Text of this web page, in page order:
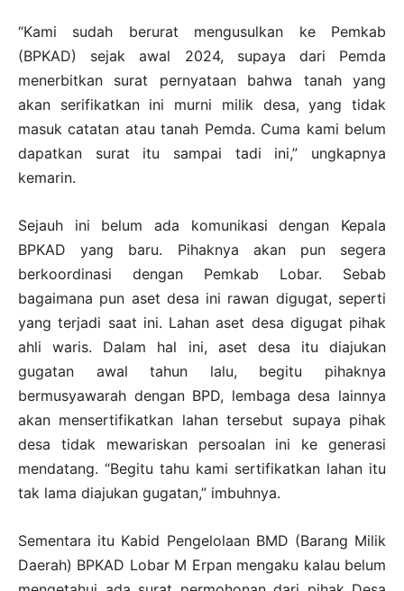
“Kami sudah berurat mengusulkan ke Pemkab
(BPKAD) sejak awal 2024, supaya dari Pemda
menerbitkan surat pernyataan bahwa tanah yang
akan serifikatkan ini murni milik desa, yang tidak
masuk catatan atau tanah Pemda. Cuma kami belum
dapatkan surat itu sampai tadi ini,” ungkapnya
kemarin.
Sejauh ini belum ada komunikasi dengan Kepala
BPKAD yang baru. Pihaknya akan pun segera
berkoordinasi dengan Pemkab Lobar. Sebab
bagaimana pun aset desa ini rawan digugat, seperti
yang terjadi saat ini. Lahan aset desa digugat pihak
ahli waris. Dalam hal ini, aset desa itu diajukan
gugatan awal tahun lalu, begitu pihaknya
bermusyawarah dengan BPD, lembaga desa lainnya
akan mensertifikatkan lahan tersebut supaya pihak
desa tidak mewariskan persoalan ini ke generasi
mendatang. “Begitu tahu kami sertifikatkan lahan itu
tak lama diajukan gugatan,” imbuhnya.
Sementara itu Kabid Pengelolaan BMD (Barang Milik
Daerah) BPKAD Lobar M Erpan mengaku kalau belum